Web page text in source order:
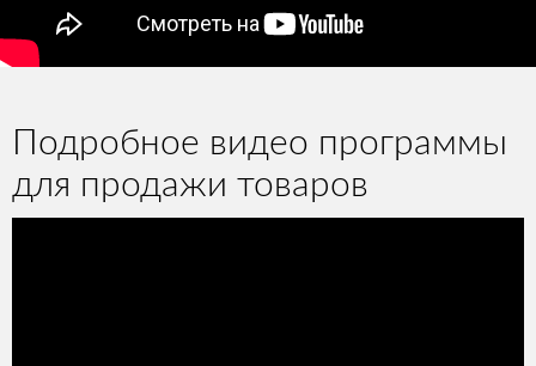
Подробное видео программы
для продажи товаров